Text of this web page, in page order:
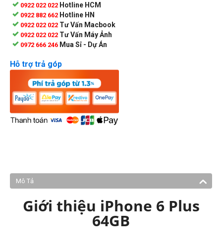
0922 022 022 Hotline HCM
0922 882 662 Hotline HN
0922 022 022 Tư Vấn Macbook
0922 022 022 Tư Vấn Máy Ảnh
0972 666 246 Mua Sỉ - Dự Án
Hỗ trợ trả góp
Mô Tả
Giới thiệu iPhone 6 Plus
64GB